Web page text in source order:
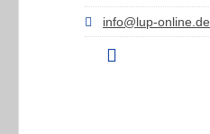
info@lup-online.de